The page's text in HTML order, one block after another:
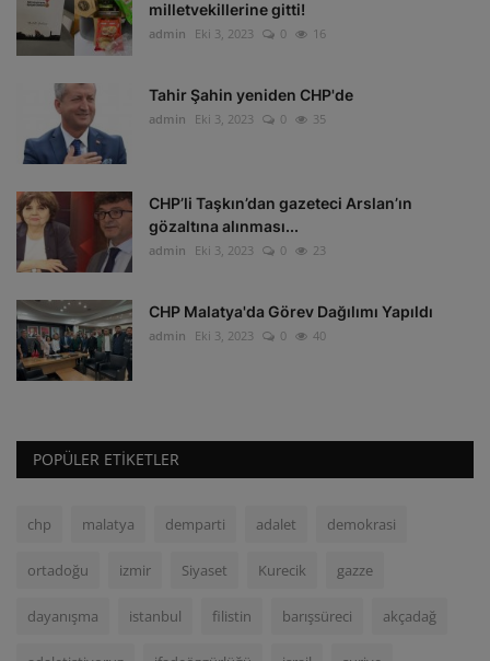
milletvekillerine gitti!
admin Eki 3, 2023 0 16
Tahir Şahin yeniden CHP'de
admin Eki 3, 2023 0 35
CHP’li Taşkın’dan gazeteci Arslan’ın
gözaltına alınması...
admin Eki 3, 2023 0 23
CHP Malatya'da Görev Dağılımı Yapıldı
admin Eki 3, 2023 0 40
POPÜLER ETIKETLER
chp malatya demparti adalet demokrasi
ortadoğu izmir Siyaset Kurecik gazze
dayanışma istanbul filistin barışsüreci akçadağ